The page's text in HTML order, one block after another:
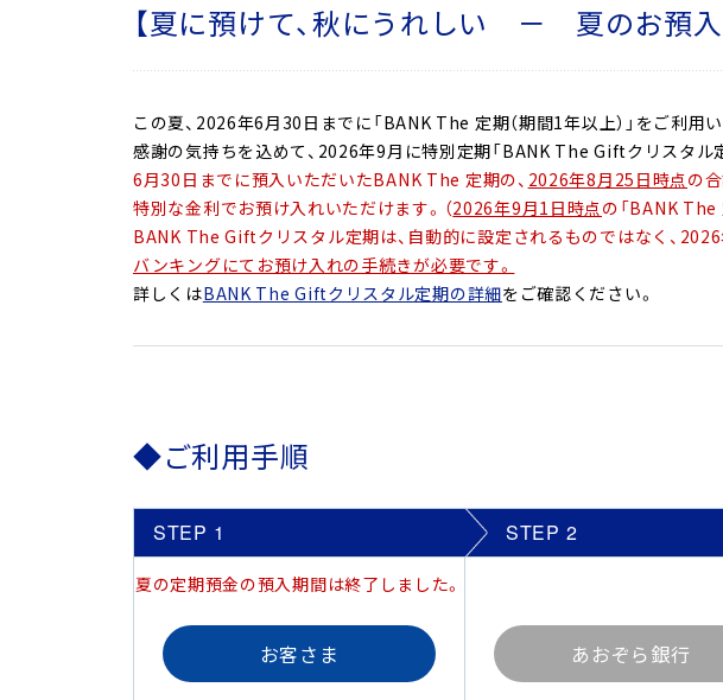
【夏に預けて、秋にうれしい － 夏のお預入
この夏、2026年6月30日までに「BANK The 定期（期間1年以上）」をご利用
感謝の気持ちを込めて、2026年9月に特別定期「BANK The Giftクリスタル定
6月30日までに預入いただいたBANK The 定期の、 2026年8月25日時点の
特別な金利でお預け入れいただけます。（2026年9月1日時点の「BANK The
BANK The Giftクリスタル定期は、自動的に設定されるものではなく、2026
バンキングにてお預け入れの手続きが必要です。
詳しくはBANK The Giftクリスタル定期の詳細をご確認ください。
◆ご利用手順
STEP 1
夏の定期預金の預入期間は終了しました。
お客さま
STEP 2
あおぞら銀行